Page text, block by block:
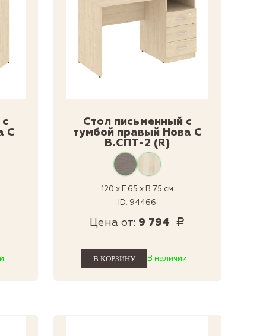
С
Стол письменный с
тумбой правый Нова С
В.СПТ-2 (R)
120 x Г 65 x В 75 см
ID: 94466
Цена от: 9 794 Р
В наличии